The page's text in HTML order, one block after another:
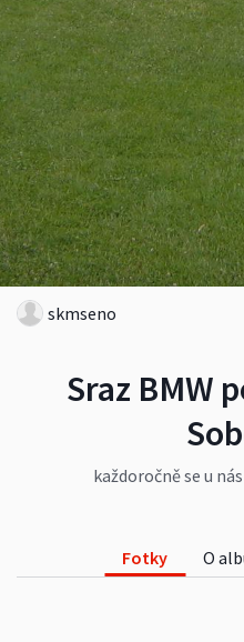
Sraz BMW
každoročně se u
skmseno
Fotky O